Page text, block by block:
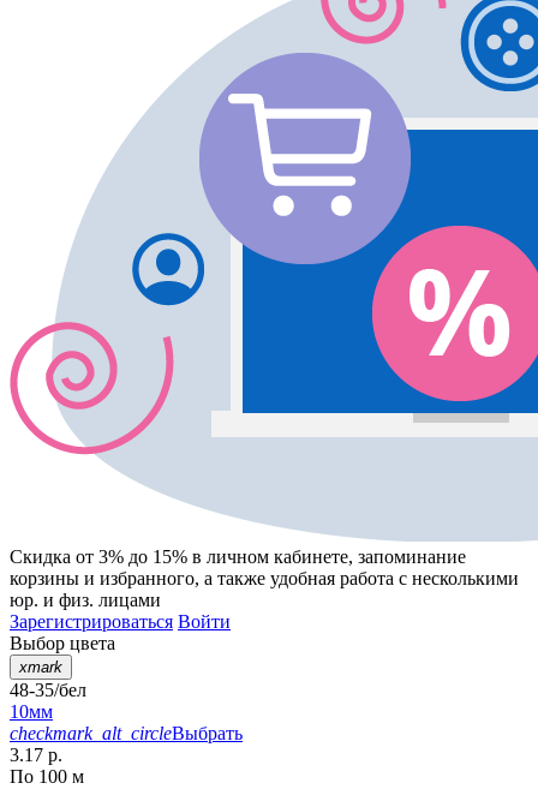
Скидка от 3% до 15% в личном кабинете, запоминание
корзины и избранного, а также удобная работа с несколькими
юр. и физ. лицами
Зарегистрироваться Войти
Выбор цвета
xmark
48-35/бел
10мм
checkmark_alt_circleВыбрать
3.17 р.
По 100 м